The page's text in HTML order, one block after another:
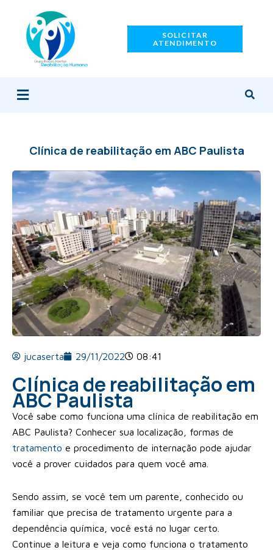
conteúdo
SOLICITAR
ATENDIMENTO
Menu
Clínica de reabilitação em ABC Paulista
jucaserta 29/11/2022 08:41
Clínica de reabilitação em
ABC Paulista
Você sabe como funciona uma clínica de reabilitação em
ABC Paulista? Conhecer sua localização, formas de
tratamento e procedimento de internação pode ajudar
você a prover cuidados para quem você ama.
Sendo assim, se você tem um parente, conhecido ou
familiar que precisa de tratamento urgente para a
dependência química, você está no lugar certo.
Continue a leitura e veja como funciona o tratamento